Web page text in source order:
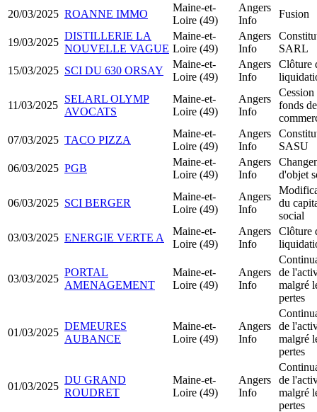
20/03/2025 ROANNE IMMO
Maine-et-
Loire (49)
Angers
Info
Fusion
19/03/2025
DISTILLERIE LA
NOUVELLE VAGUE
Maine-et-
Loire (49)
Angers
Info
SARL
15/03/2025 SCI DU 630 ORSAY
Maine-et-
Loire (49)
Angers
Info
Clôture
11/03/2025
SELARL OLYMP
AVOCATS
Maine-et-
Loire (49)
Angers
Info
Cession
fonds de
07/03/2025 TACO PIZZA
Maine-et-
Loire (49)
Angers
Info
SASU
06/03/2025 PGB
Maine-et-
Loire (49)
Angers
Info
d'objet
06/03/2025 SCI BERGER
Maine-et-
Loire (49)
Angers
Info
du
social
03/03/2025 ENERGIE VERTE A
Maine-et-
Loire (49)
Angers
Info
Clôture
03/03/2025
PORTAL
AMENAGEMENT
Maine-et-
Loire (49)
Angers
Info
de
malgré
pertes
01/03/2025
DEMEURES
AUBANCE
Maine-et-
Loire (49)
Angers
Info
de
malgré
pertes
01/03/2025
DU GRAND
ROUDRET
Maine-et-
Loire (49)
Angers
Info
de
malgré
pertes